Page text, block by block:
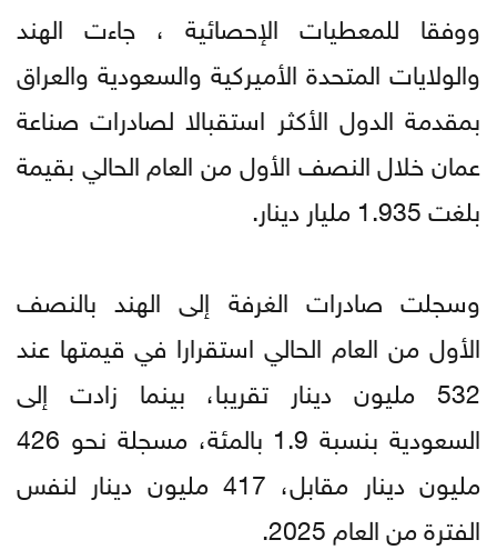
ووفقا للمعطيات الإحصائية ، جاءت الهند
والولايات المتحدة الأميركية والسعودية والعراق
بمقدمة الدول الأكثر استقبالا لصادرات صناعة
عمان خلال النصف الأول من العام الحالي بقيمة
بلغت 1.935 مليار دينار.
وسجلت صادرات الغرفة إلى الهند بالنصف
الأول من العام الحالي استقرارا في قيمتها عند
532 مليون دينار تقريبا، بينما زادت إلى
السعودية بنسبة 1.9 بالمئة، مسجلة نحو 426
مليون دينار مقابل، 417 مليون دينار لنفس
الفترة من العام 2025.